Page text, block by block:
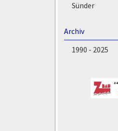
Sünder
Archiv
1990 - 2025